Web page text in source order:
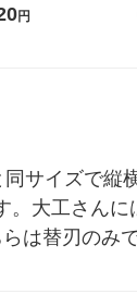
ンボ 2300g 1セット
円
サイズで縦
。大工さん
は替刃のみ